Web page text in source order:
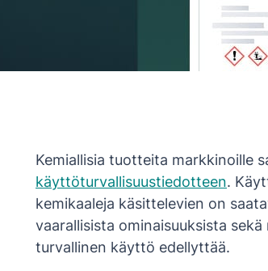
Kemiallisia tuotteita markkinoille
käyttöturvallisuustiedotteen.
kemikaaleja käsittelevien on
vaarallisista ominaisuuksista
turvallinen käyttö edellyttää.